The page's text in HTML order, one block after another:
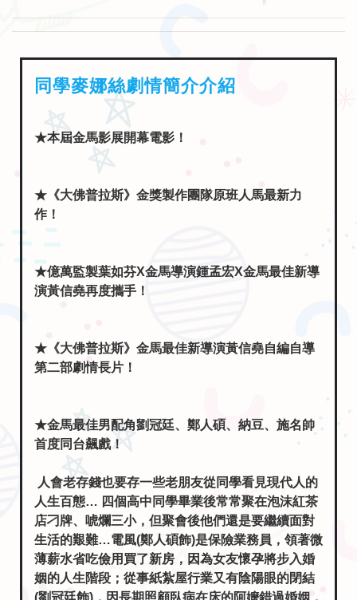
同學麥娜絲劇情簡介介紹
★本屆金馬影展開幕電影！
★《大佛普拉斯》金獎製作團隊原班人馬最新力
作！
★億萬監製葉如芬X金馬導演鍾孟宏X金馬最佳新導
演黃信堯再度攜手！
★《大佛普拉斯》金馬最佳新導演黃信堯自編自導
第二部劇情長片！
★金馬最佳男配角劉冠廷、鄭人碩、納豆、施名帥
首度同台飆戲！
人會老存錢也要存一些老朋友從同學看見現代人的
人生百態… 四個高中同學畢業後常常聚在泡沫紅茶
店刁牌、唬爛三小，但聚會後他們還是要繼續面對
生活的艱難…電風(鄭人碩飾)是保險業務員，領著微
薄薪水省吃儉用買了新房，因為女友懷孕將步入婚
姻的人生階段；從事紙紮屋行業又有陰陽眼的閉結